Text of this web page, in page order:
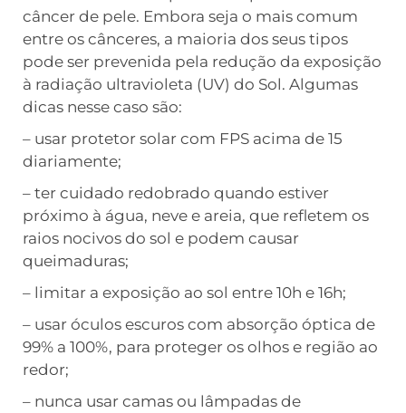
câncer de pele. Embora seja o mais comum
entre os cânceres, a maioria dos seus tipos
pode ser prevenida pela redução da exposição
à radiação ultravioleta (UV) do Sol. Algumas
dicas nesse caso são:
– usar protetor solar com FPS acima de 15
diariamente;
– ter cuidado redobrado quando estiver
próximo à água, neve e areia, que refletem os
raios nocivos do sol e podem causar
queimaduras;
– limitar a exposição ao sol entre 10h e 16h;
– usar óculos escuros com absorção óptica de
99% a 100%, para proteger os olhos e região ao
redor;
– nunca usar camas ou lâmpadas de